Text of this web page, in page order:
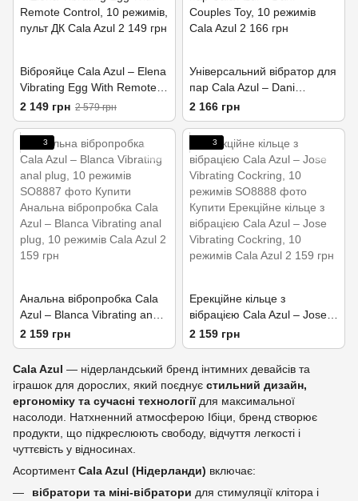
Віброяйце Cala Azul – Elena
Vibrating Egg With Remote
Control, 10 режимів, пульт
ДК
2 149 грн 2 579 грн
Універсальний вібратор для
пар Cala Azul – Dani
Couples Toy, 10 режимів
2 166 грн
3
Анальна вібропробка Cala
Azul – Blanca Vibrating anal
plug, 10 режимів
2 159 грн
3
Ерекційне кільце з
вібрацією Cala Azul – Jose
Vibrating Cockring, 10
режимів
2 159 грн
Cala Azul — нідерландський бренд інтимних девайсів та
іграшок для дорослих, який поєднує стильний дизайн,
ергономіку та сучасні технологіїдля максимальної
насолоди. Натхненний атмосферою Ібіци, бренд створює
продукти, що підкреслюють свободу, відчуття легкості і
чуттєвість у відносинах.
АсортиментCala Azul (Нідерланди) включає:
вібратори та міні-вібратори для стимуляції клітора і